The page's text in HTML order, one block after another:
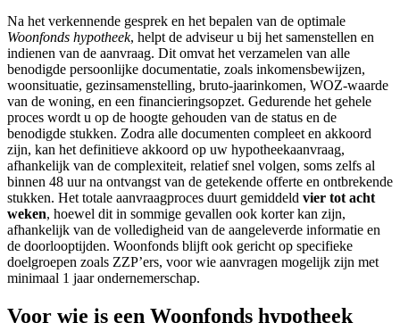
Na het verkennende gesprek en het bepalen van de optimale
Woonfonds hypotheek, helpt de adviseur u bij het samenstellen en
indienen van de aanvraag. Dit omvat het verzamelen van alle
benodigde persoonlijke documentatie, zoals inkomensbewijzen,
woonsituatie, gezinsamenstelling, bruto-jaarinkomen, WOZ-waarde
van de woning, en een financieringsopzet. Gedurende het gehele
proces wordt u op de hoogte gehouden van de status en de
benodigde stukken. Zodra alle documenten compleet en akkoord
zijn, kan het definitieve akkoord op uw hypotheekaanvraag,
afhankelijk van de complexiteit, relatief snel volgen, soms zelfs al
binnen 48 uur na ontvangst van de getekende offerte en ontbrekende
stukken. Het totale aanvraagproces duurt gemiddeld vier tot acht
weken, hoewel dit in sommige gevallen ook korter kan zijn,
afhankelijk van de volledigheid van de aangeleverde informatie en
de doorlooptijden. Woonfonds blijft ook gericht op specifieke
doelgroepen zoals ZZP’ers, voor wie aanvragen mogelijk zijn met
minimaal 1 jaar ondernemerschap.
Voor wie is een Woonfonds hypotheek